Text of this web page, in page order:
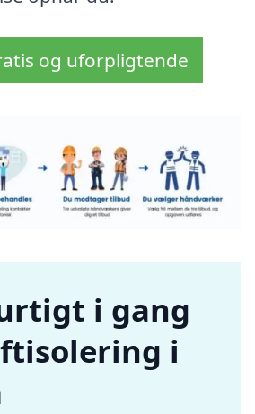
og uforpligtende
i gang
i